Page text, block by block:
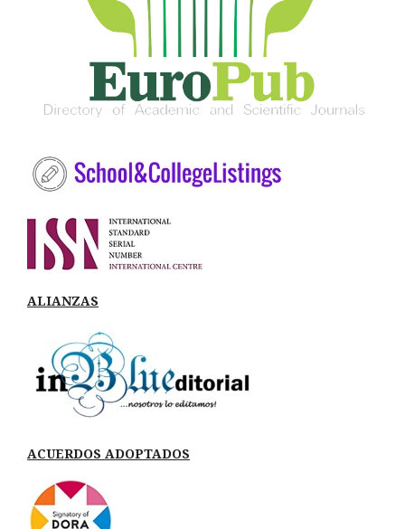
ALIANZAS
ACUERDOS ADOPTADOS